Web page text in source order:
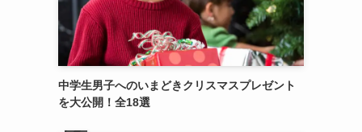
中学生男子へのいまどきクリスマスプレゼント
を大公開！全18選